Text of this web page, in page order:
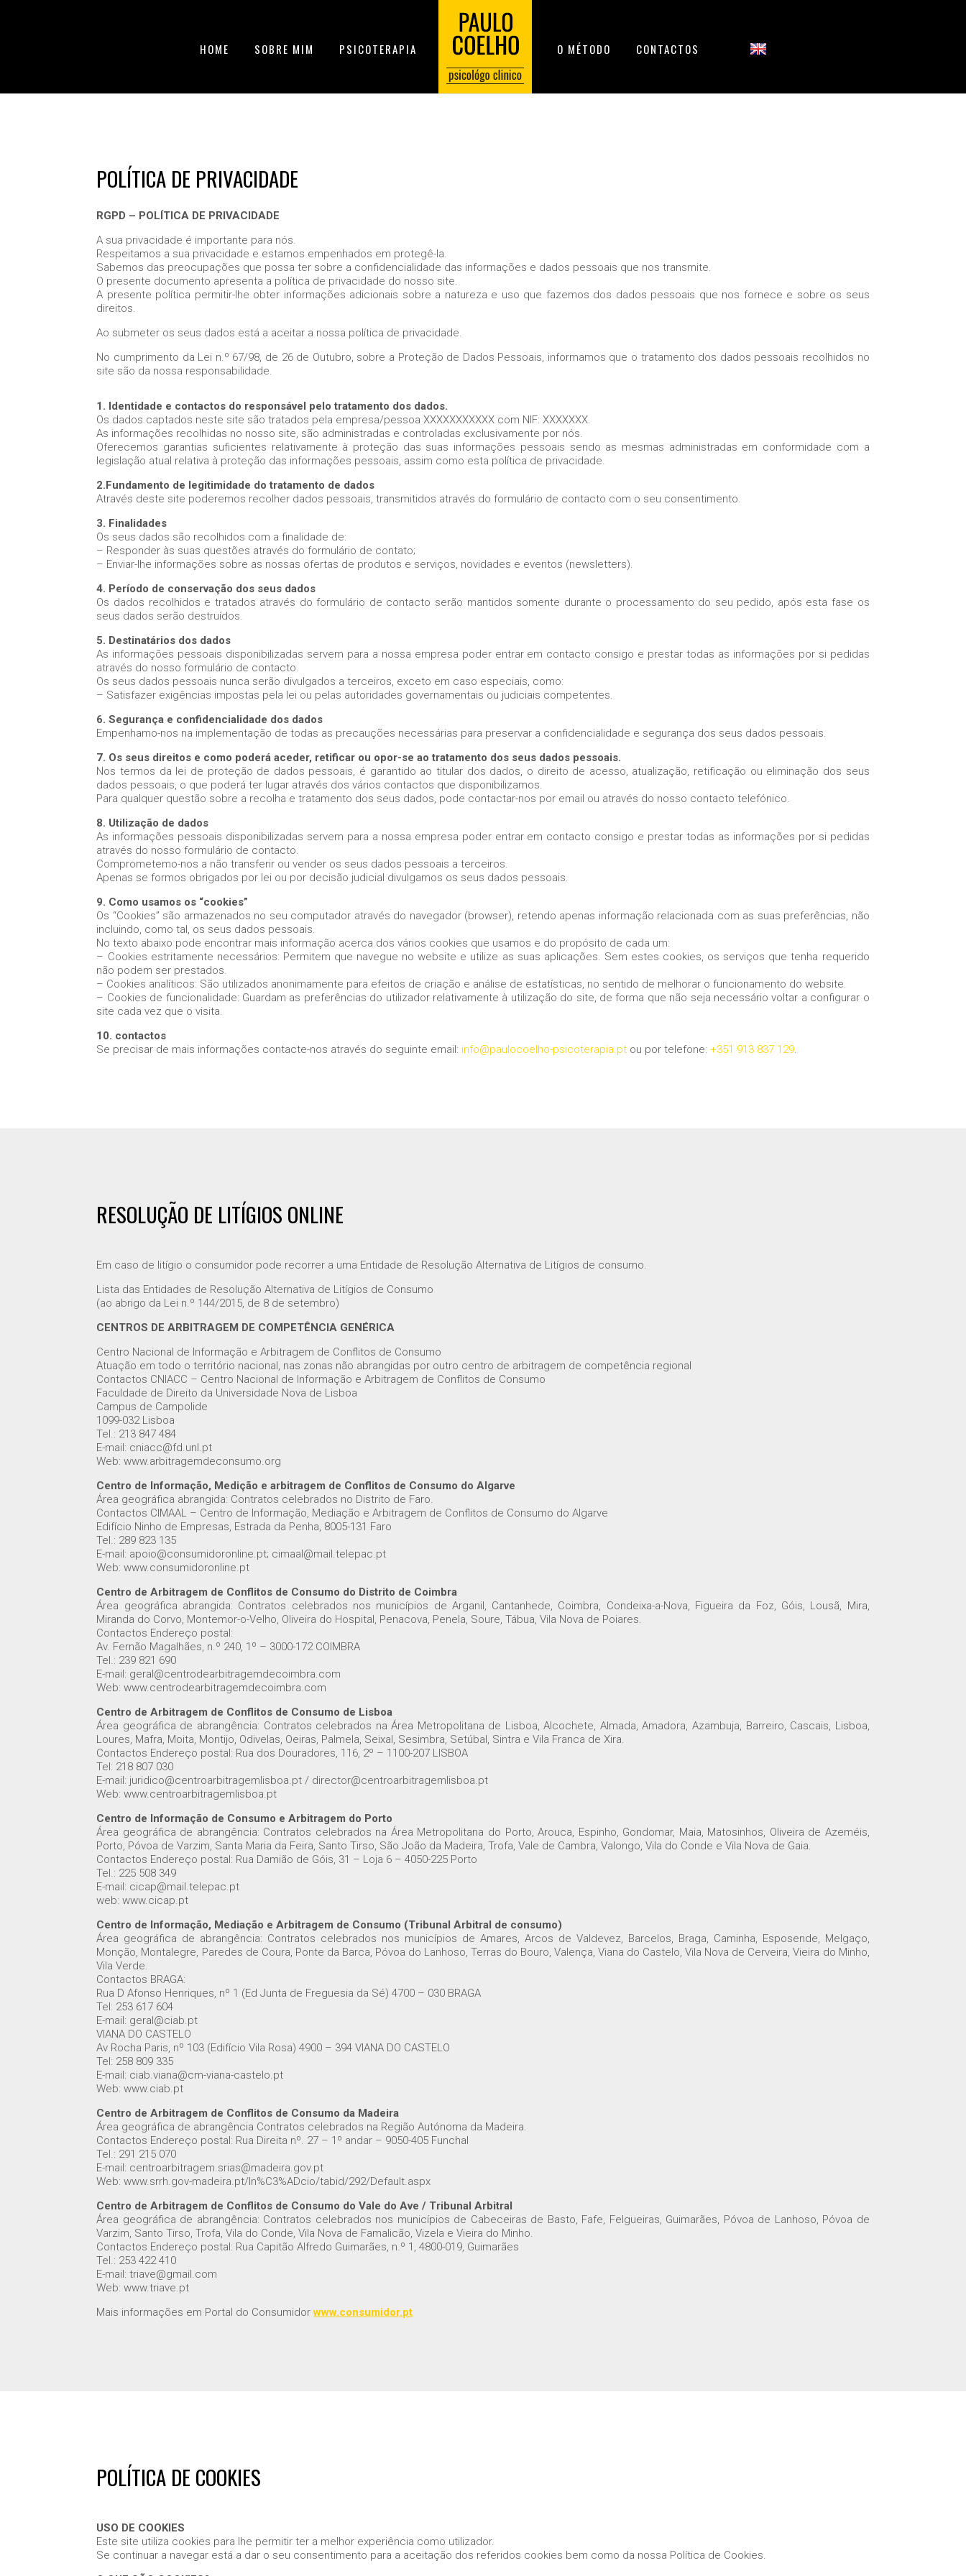
HOME SOBRE MIM PSICOTERAPIA O MÉTODO CONTACTOS
POLÍTICA DE PRIVACIDADE
RGPD – POLÍTICA DE PRIVACIDADE
A sua privacidade é importante para nós.
Respeitamos a sua privacidade e estamos empenhados em protegê-la.
Sabemos das preocupações que possa ter sobre a confidencialidade das informações e dados pessoais que nos transmite.
O presente documento apresenta a política de privacidade do nosso site.
A presente política permitir-lhe obter informações adicionais sobre a natureza e uso que fazemos dos dados pessoais que nos fornece e sobre os seus
direitos.
Ao submeter os seus dados está a aceitar a nossa política de privacidade.
No cumprimento da Lei n.º 67/98, de 26 de Outubro, sobre a Proteção de Dados Pessoais, informamos que o tratamento dos dados pessoais recolhidos no
site são da nossa responsabilidade.
1. Identidade e contactos do responsável pelo tratamento dos dados.
Os dados captados neste site são tratados pela empresa/pessoa XXXXXXXXXXX com NIF: XXXXXXX.
As informações recolhidas no nosso site, são administradas e controladas exclusivamente por nós.
Oferecemos garantias suficientes relativamente à proteção das suas informações pessoais sendo as mesmas administradas em conformidade com a
legislação atual relativa à proteção das informações pessoais, assim como esta política de privacidade.
2.Fundamento de legitimidade do tratamento de dados
Através deste site poderemos recolher dados pessoais, transmitidos através do formulário de contacto com o seu consentimento.
3. Finalidades
Os seus dados são recolhidos com a finalidade de:
– Responder às suas questões através do formulário de contato;
– Enviar-lhe informações sobre as nossas ofertas de produtos e serviços, novidades e eventos (newsletters).
4. Período de conservação dos seus dados
Os dados recolhidos e tratados através do formulário de contacto serão mantidos somente durante o processamento do seu pedido, após esta fase os
seus dados serão destruídos.
5. Destinatários dos dados
As informações pessoais disponibilizadas servem para a nossa empresa poder entrar em contacto consigo e prestar todas as informações por si pedidas
através do nosso formulário de contacto.
Os seus dados pessoais nunca serão divulgados a terceiros, exceto em caso especiais, como:
– Satisfazer exigências impostas pela lei ou pelas autoridades governamentais ou judiciais competentes.
6. Segurança e confidencialidade dos dados
Empenhamo-nos na implementação de todas as precauções necessárias para preservar a confidencialidade e segurança dos seus dados pessoais.
7. Os seus direitos e como poderá aceder, retificar ou opor-se ao tratamento dos seus dados pessoais.
Nos termos da lei de proteção de dados pessoais, é garantido ao titular dos dados, o direito de acesso, atualização, retificação ou eliminação dos seus
dados pessoais, o que poderá ter lugar através dos vários contactos que disponibilizamos.
Para qualquer questão sobre a recolha e tratamento dos seus dados, pode contactar-nos por email ou através do nosso contacto telefónico.
8. Utilização de dados
As informações pessoais disponibilizadas servem para a nossa empresa poder entrar em contacto consigo e prestar todas as informações por si pedidas
através do nosso formulário de contacto.
Comprometemo-nos a não transferir ou vender os seus dados pessoais a terceiros.
Apenas se formos obrigados por lei ou por decisão judicial divulgamos os seus dados pessoais.
9. Como usamos os “cookies”
Os “Cookies” são armazenados no seu computador através do navegador (browser), retendo apenas informação relacionada com as suas preferências, não
incluindo, como tal, os seus dados pessoais.
No texto abaixo pode encontrar mais informação acerca dos vários cookies que usamos e do propósito de cada um:
– Cookies estritamente necessários: Permitem que navegue no website e utilize as suas aplicações. Sem estes cookies, os serviços que tenha requerido
não podem ser prestados.
– Cookies analíticos: São utilizados anonimamente para efeitos de criação e análise de estatísticas, no sentido de melhorar o funcionamento do website.
– Cookies de funcionalidade: Guardam as preferências do utilizador relativamente à utilização do site, de forma que não seja necessário voltar a configurar o
site cada vez que o visita.
10. contactos
Se precisar de mais informações contacte-nos através do seguinte email: info@paulocoelho-psicoterapia.pt ou por telefone:+351 913 837 129.
RESOLUÇÃO DE LITÍGIOS ONLINE
Em caso de litígio o consumidor pode recorrer a uma Entidade de Resolução Alternativa de Litígios de consumo.
Lista das Entidades de Resolução Alternativa de Litígios de Consumo
(ao abrigo da Lei n.º 144/2015, de 8 de setembro)
CENTROS DE ARBITRAGEM DE COMPETÊNCIA GENÉRICA
Centro Nacional de Informação e Arbitragem de Conflitos de Consumo
Atuação em todo o território nacional, nas zonas não abrangidas por outro centro de arbitragem de competência regional
Contactos CNIACC – Centro Nacional de Informação e Arbitragem de Conflitos de Consumo
Faculdade de Direito da Universidade Nova de Lisboa
Campus de Campolide
1099-032 Lisboa
Tel.: 213 847 484
E-mail: cniacc@fd.unl.pt
Web: www.arbitragemdeconsumo.org
Centro de Informação, Medição e arbitragem de Conflitos de Consumo do Algarve
Área geográfica abrangida: Contratos celebrados no Distrito de Faro.
Contactos CIMAAL – Centro de Informação, Mediação e Arbitragem de Conflitos de Consumo do Algarve
Edifício Ninho de Empresas, Estrada da Penha, 8005-131 Faro
Tel.: 289 823 135
E-mail: apoio@consumidoronline.pt; cimaal@mail.telepac.pt
Web: www.consumidoronline.pt
Centro de Arbitragem de Conflitos de Consumo do Distrito de Coimbra
Área geográfica abrangida: Contratos celebrados nos municípios de Arganil, Cantanhede, Coimbra, Condeixa-a-Nova, Figueira da Foz, Góis, Lousã, Mira,
Miranda do Corvo, Montemor-o-Velho, Oliveira do Hospital, Penacova, Penela, Soure, Tábua, Vila Nova de Poiares.
Contactos Endereço postal:
Av. Fernão Magalhães, n.º 240, 1º – 3000-172 COIMBRA
Tel.: 239 821 690
E-mail: geral@centrodearbitragemdecoimbra.com
Web: www.centrodearbitragemdecoimbra.com
Centro de Arbitragem de Conflitos de Consumo de Lisboa
Área geográfica de abrangência: Contratos celebrados na Área Metropolitana de Lisboa, Alcochete, Almada, Amadora, Azambuja, Barreiro, Cascais, Lisboa,
Loures, Mafra, Moita, Montijo, Odivelas, Oeiras, Palmela, Seixal, Sesimbra, Setúbal, Sintra e Vila Franca de Xira.
Contactos Endereço postal: Rua dos Douradores, 116, 2º – 1100-207 LISBOA
Tel: 218 807 030
E-mail: juridico@centroarbitragemlisboa.pt / director@centroarbitragemlisboa.pt
Web: www.centroarbitragemlisboa.pt
Centro de Informação de Consumo e Arbitragem do Porto
Área geográfica de abrangência: Contratos celebrados na Área Metropolitana do Porto, Arouca, Espinho, Gondomar, Maia, Matosinhos, Oliveira de Azeméis,
Porto, Póvoa de Varzim, Santa Maria da Feira, Santo Tirso, São João da Madeira, Trofa, Vale de Cambra, Valongo, Vila do Conde e Vila Nova de Gaia.
Contactos Endereço postal: Rua Damião de Góis, 31 – Loja 6 – 4050-225 Porto
Tel.: 225 508 349
E-mail: cicap@mail.telepac.pt
web: www.cicap.pt
Centro de Informação, Mediação e Arbitragem de Consumo (Tribunal Arbitral de consumo)
Área geográfica de abrangência: Contratos celebrados nos municípios de Amares, Arcos de Valdevez, Barcelos, Braga, Caminha, Esposende, Melgaço,
Monção, Montalegre, Paredes de Coura, Ponte da Barca, Póvoa do Lanhoso, Terras do Bouro, Valença, Viana do Castelo, Vila Nova de Cerveira, Vieira do Minho,
Vila Verde.
Contactos BRAGA:
Rua D Afonso Henriques, nº 1 (Ed Junta de Freguesia da Sé) 4700 – 030 BRAGA
Tel: 253 617 604
E-mail: geral@ciab.pt
VIANA DO CASTELO
Av Rocha Paris, nº 103 (Edifício Vila Rosa) 4900 – 394 VIANA DO CASTELO
Tel: 258 809 335
E-mail: ciab.viana@cm-viana-castelo.pt
Web: www.ciab.pt
Centro de Arbitragem de Conflitos de Consumo da Madeira
Área geográfica de abrangência Contratos celebrados na Região Autónoma da Madeira.
Contactos Endereço postal: Rua Direita nº. 27 – 1º andar – 9050-405 Funchal
Tel.: 291 215 070
E-mail: centroarbitragem.srias@madeira.gov.pt
Web: www.srrh.gov-madeira.pt/In%C3%ADcio/tabid/292/Default.aspx
Centro de Arbitragem de Conflitos de Consumo do Vale do Ave / Tribunal Arbitral
Área geográfica de abrangência: Contratos celebrados nos municípios de Cabeceiras de Basto, Fafe, Felgueiras, Guimarães, Póvoa de Lanhoso, Póvoa de
Varzim, Santo Tirso, Trofa, Vila do Conde, Vila Nova de Famalicão, Vizela e Vieira do Minho.
Contactos Endereço postal: Rua Capitão Alfredo Guimarães, n.º 1, 4800-019, Guimarães
Tel.: 253 422 410
E-mail: triave@gmail.com
Web: www.triave.pt
Mais informações em Portal do Consumidorwww.consumidor.pt
POLÍTICA DE COOKIES
USO DE COOKIES
Este site utiliza cookies para lhe permitir ter a melhor experiência como utilizador.
Se continuar a navegar está a dar o seu consentimento para a aceitação dos referidos cookies bem como da nossa Política de Cookies.